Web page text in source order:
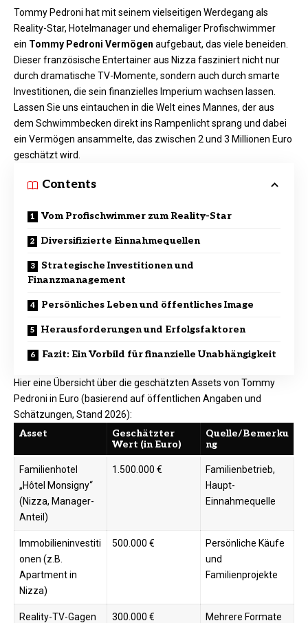
Tommy Pedroni hat mit seinem vielseitigen Werdegang als
Reality-Star, Hotelmanager und ehemaliger Profischwimmer
ein Tommy Pedroni Vermögen aufgebaut, das viele beneiden.
Dieser französische Entertainer aus Nizza fasziniert nicht nur
durch dramatische TV-Momente, sondern auch durch smarte
Investitionen, die sein finanzielles Imperium wachsen lassen.
Lassen Sie uns eintauchen in die Welt eines Mannes, der aus
dem Schwimmbecken direkt ins Rampenlicht sprang und dabei
ein Vermögen ansammelte, das zwischen 2 und 3 Millionen Euro
geschätzt wird.
Contents
Vom Profischwimmer zum Reality-Star
Diversifizierte Einnahmequellen
Strategische Investitionen und
Finanzmanagement
Persönliches Leben und öffentliches Image
Herausforderungen und Erfolgsfaktoren
Fazit: Ein Vorbild für finanzielle Unabhängigkeit
Hier eine Übersicht über die geschätzten Assets von Tommy
Pedroni in Euro (basierend auf öffentlichen Angaben und
Schätzungen, Stand 2026):
Asset
Geschätzter
Wert (in Euro)
Quelle/Bemerku
ng
Familienhotel
„Hôtel Monsigny“
(Nizza, Manager-
Anteil)
1.500.000 €
Familienbetrieb,
Haupt-
Einnahmequelle ​
Immobilieninvestiti
onen (z.B.
Apartment in
Nizza)
500.000 €
Persönliche Käufe
und
Familienprojekte ​​
Reality-TV-Gagen
300.000 €
Mehrere Formate